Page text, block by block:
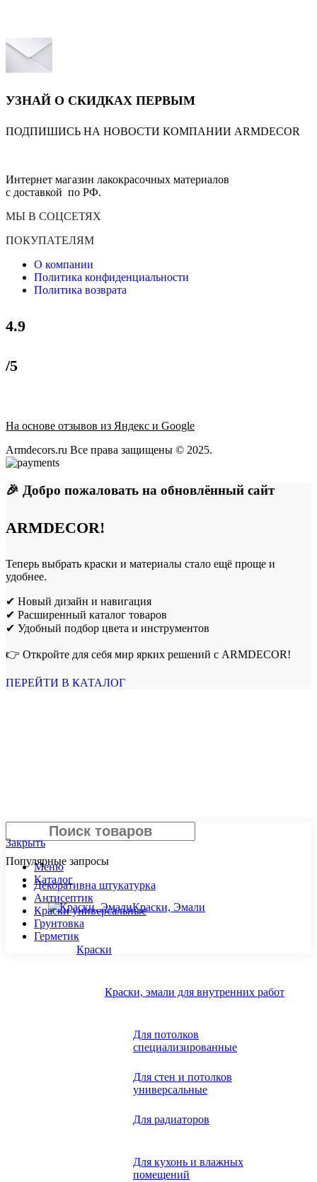
УЗНАЙ О СКИДКАХ ПЕРВЫМ
ПОДПИШИСЬ НА НОВОСТИ КОМПАНИИ ARMDECOR
Интернет магазин лакокрасочных материалов
с доставкой по РФ.
МЫ В СОЦСЕТЯХ
ПОКУПАТЕЛЯМ
О компании
Политика конфиденциальности
Политика возврата
4.9
/5
На основе отзывов из Яндекс и Google
Armdecors.ru Все права защищены © 2025. ​
🎉 Добро пожаловать на обновлённый сайт
ARMDECOR!
Теперь выбрать краски и материалы стало ещё проще и
удобнее.
✔ Новый дизайн и навигация
✔ Расширенный каталог товаров
✔ Удобный подбор цвета и инструментов
👉 Откройте для себя мир ярких решений с ARMDECOR!
ПЕРЕЙТИ В КАТАЛОГ
Популярные запросы
Декоративна штукатурка
Антисептик
Краски универсальные
Грунтовка
Герметик
Поиск
Закрыть
Меню
Каталог
Краски, Эмали
Краски
Краски, эмали для внутренних работ
Для потолков
специализированные
Для стен и потолков
универсальные
Для радиаторов
Для кухонь и влажных
помещений